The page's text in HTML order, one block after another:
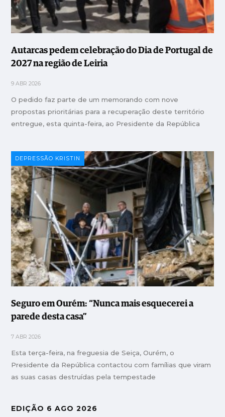
Autarcas pedem celebração do Dia de Portugal de
2027 na região de Leiria
9 ABR 2026
O pedido faz parte de um memorando com nove
propostas prioritárias para a recuperação deste território
entregue, esta quinta-feira, ao Presidente da República
DEPRESSÃO KRISTIN
Seguro em Ourém: “Nunca mais esquecerei a
parede desta casa”
7 ABR 2026
Esta terça-feira, na freguesia de Seiça, Ourém, o
Presidente da República contactou com famílias que viram
as suas casas destruídas pela tempestade
EDIÇÃO 6 AGO 2026